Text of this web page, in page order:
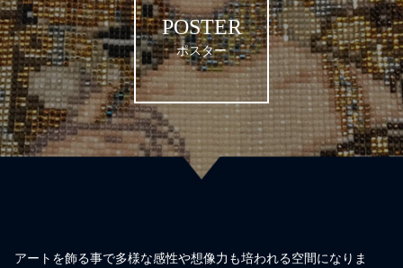
POSTER
ポスター
アートを飾る事で多様な感性や想像力も培われる空間になりま